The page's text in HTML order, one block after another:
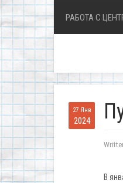
РАБОТА С
27 Янв
2024
В